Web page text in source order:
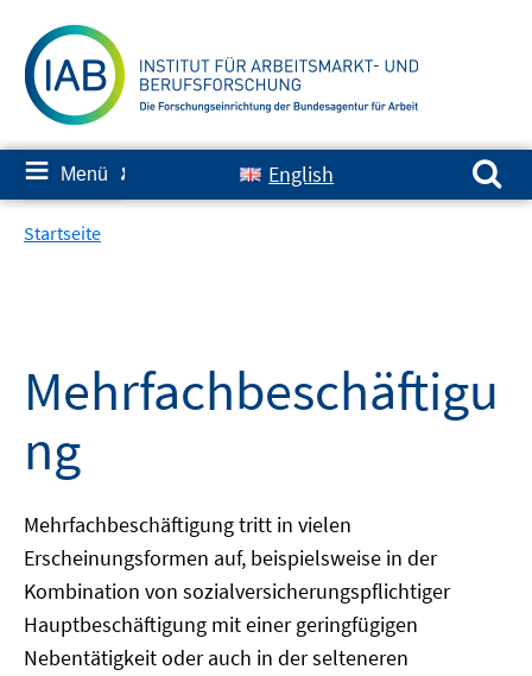
zum
Inhalt
≡ Menü ✘ English
Suchen nach:
Startseite
Mehrfachbeschäftigu
ng
Mehrfachbeschäftigung tritt in vielen
Erscheinungsformen auf, beispielsweise in der
Kombination von sozialversicherungspflichtiger
Hauptbeschäftigung mit einer geringfügigen
Nebentätigkeit oder auch in der selteneren